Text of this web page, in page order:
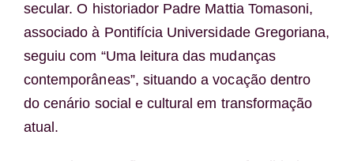
secular. O historiador Padre Mattia Tomasoni,
associado à Pontifícia Universidade Gregoriana,
seguiu com “Uma leitura das mudanças
contemporâneas”, situando a vocação dentro
do cenário social e cultural em transformação
atual.